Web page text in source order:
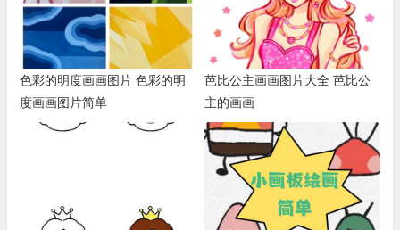
色彩的明度画画图片 色彩的明
度画画图片简单
芭比公主画画图片大全 芭比公
主的画画